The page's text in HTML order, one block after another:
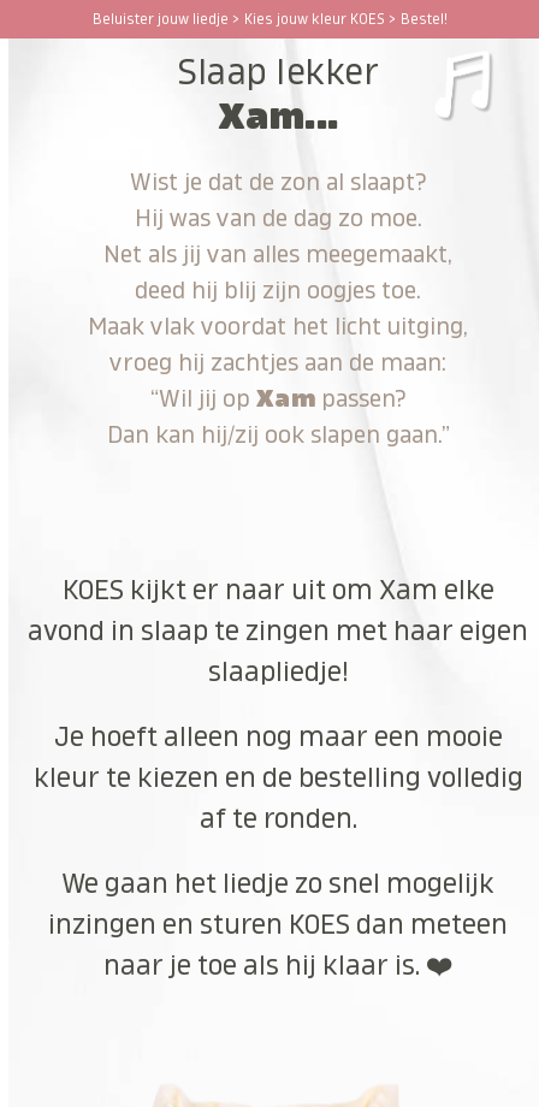
Beluister jouw liedje > Kies jouw kleur KOES > Bestel!
Open
Close
Slaap lekker
Xam...
Wist je dat de zon al slaapt?
Hij was van de dag zo moe.
Net als jij van alles meegemaakt,
deed hij blij zijn oogjes toe.
Maak vlak voordat het licht uitging,
vroeg hij zachtjes aan de maan:
“Wil jij op Xam passen?
Dan kan hij/zij ook slapen gaan.”
KOES kijkt er naar uit om Xam elke
avond in slaap te zingen met haar eigen
slaapliedje!
Je hoeft alleen nog maar een mooie
kleur te kiezen en de bestelling volledig
af te ronden.
We gaan het liedje zo snel mogelijk
inzingen en sturen KOES dan meteen
naar je toe als hij klaar is. ❤️